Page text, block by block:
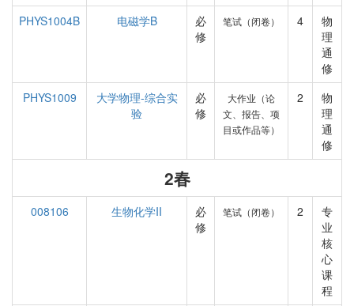
PHYS1004B
电磁学B
必
修
笔试（闭卷） 4
物
理
通
修
PHYS1009
大学物理-综合实
验
必
修
大作业（论
文、报告、项
目或作品等）
2
物
理
通
修
2春
008106 生物化学II
必
修
笔试（闭卷） 2
专
业
核
心
课
程